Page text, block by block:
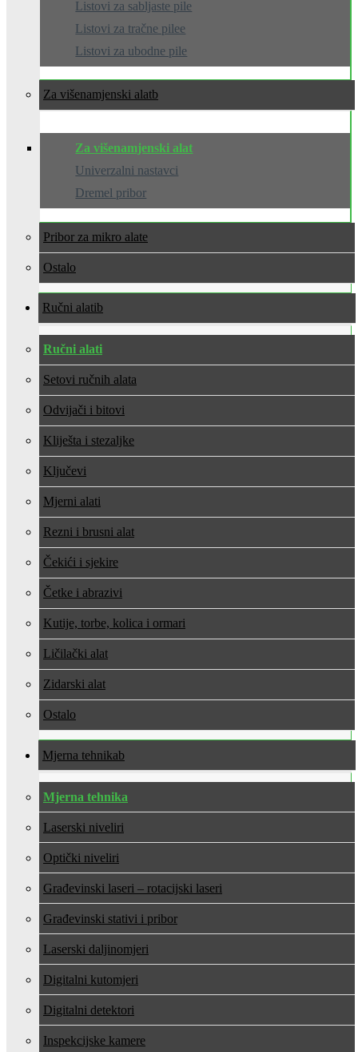
Listovi za sabljaste pile
Listovi za tračne pilee
Listovi za ubodne pile
Za višenamjenski alat
Za višenamjenski alat
Univerzalni nastavci
Dremel pribor
Pribor za mikro alate
Ostalo
Ručni alati
Ručni alati
Setovi ručnih alata
Odvijači i bitovi
Kliješta i stezaljke
Ključevi
Mjerni alati
Rezni i brusni alat
Čekići i sjekire
Četke i abrazivi
Kutije, torbe, kolica i ormari
Ličilački alat
Zidarski alat
Ostalo
Mjerna tehnika
Mjerna tehnika
Laserski niveliri
Optički niveliri
Građevinski laseri – rotacijski laseri
Građevinski stativi i pribor
Laserski daljinomjeri
Digitalni kutomjeri
Digitalni detektori
Inspekcijske kamere